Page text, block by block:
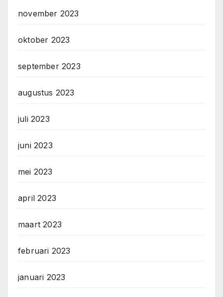
november 2023
oktober 2023
september 2023
augustus 2023
juli 2023
juni 2023
mei 2023
april 2023
maart 2023
februari 2023
januari 2023